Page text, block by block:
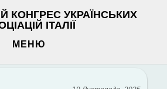
КОНГРЕС УКРАЇНСЬКИХ
ІТАЛІЇ
МЕНЮ